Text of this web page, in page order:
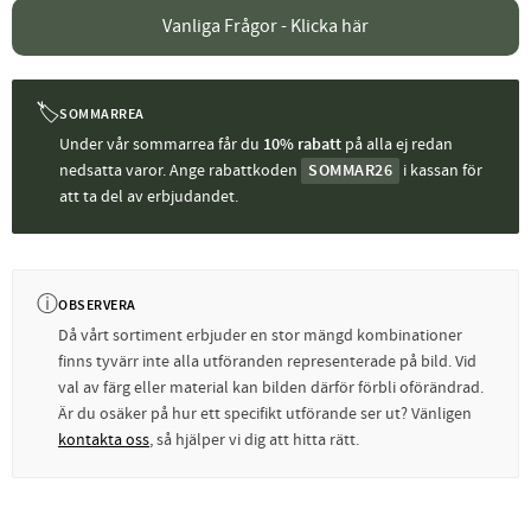
Vanliga Frågor - Klicka här
🏷SOMMARREA
Under vår sommarrea får du 10% rabatt på alla ej redan
nedsatta varor. Ange rabattkoden
SOMMAR26 i kassan för
att ta del av erbjudandet.
ⓘOBSERVERA
Då vårt sortiment erbjuder en stor mängd kombinationer
finns tyvärr inte alla utföranden representerade på bild. Vid
val av färg eller material kan bilden därför förbli oförändrad.
Är du osäker på hur ett specifikt utförande ser ut? Vänligen
kontakta oss, så hjälper vi dig att hitta rätt.